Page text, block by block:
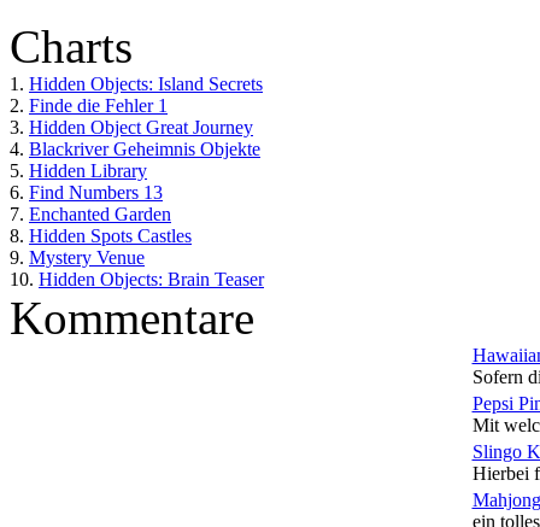
Charts
1. Hidden Objects: Island Secrets
2. Finde die Fehler 1
3. Hidden Object Great Journey
4. Blackriver Geheimnis Objekte
5. Hidden Library
6. Find Numbers 13
7. Enchanted Garden
8. Hidden Spots Castles
9. Mystery Venue
10. Hidden Objects: Brain Teaser
Kommentare
Sofern
Pepsi
Mit
Slingo
Hierbei
ein